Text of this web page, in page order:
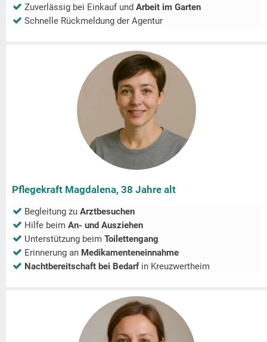
Zuverlässig bei Einkauf und Arbeit im Garten
Schnelle Rückmeldung der Agentur
Pflegekraft Magdalena, 38 Jahre alt
Begleitung zu Arztbesuchen
Hilfe beim An- und Ausziehen
Unterstützung beim Toilettengang
Erinnerung an Medikamenteneinnahme
Nachtbereitschaft bei Bedarfin Kreuzwertheim